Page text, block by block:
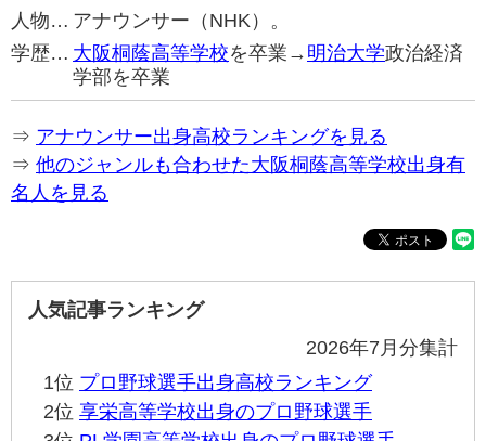
人物… アナウンサー（NHK）。
学歴… 大阪桐蔭高等学校を卒業→ 明治大学政治経済
学部を卒業
⇒ アナウンサー出身高校ランキングを見る
⇒ 他のジャンルも合わせた大阪桐蔭高等学校出身有
名人を見る
人気記事ランキング
2026年7月分集計
1位 プロ野球選手出身高校ランキング
2位 享栄高等学校出身のプロ野球選手